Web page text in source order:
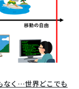
なく…世界どこでも